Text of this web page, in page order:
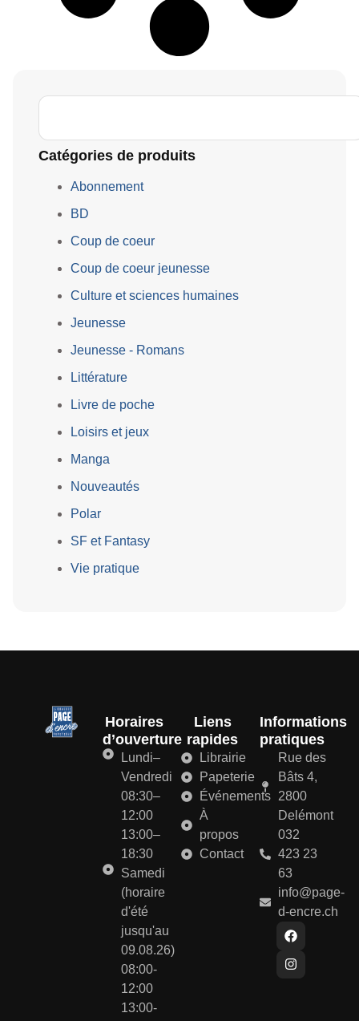
Catégories de produits
Abonnement
BD
Coup de coeur
Coup de coeur jeunesse
Culture et sciences humaines
Jeunesse
Jeunesse - Romans
Littérature
Livre de poche
Loisirs et jeux
Manga
Nouveautés
Polar
SF et Fantasy
Vie pratique
Horaires
d’ouverture
Lundi–
Vendredi
08:30–
12:00
13:00–
18:30
Samedi
(horaire
d'été
jusqu'au
09.08.26)
08:00-
12:00
13:00-
Liens
rapides
Librairie
Papeterie
Événements
À
propos
Contact
Informations
pratiques
Rue des
Bâts 4,
2800
Delémont
032
423 23
63
info@page-
d-encre.ch